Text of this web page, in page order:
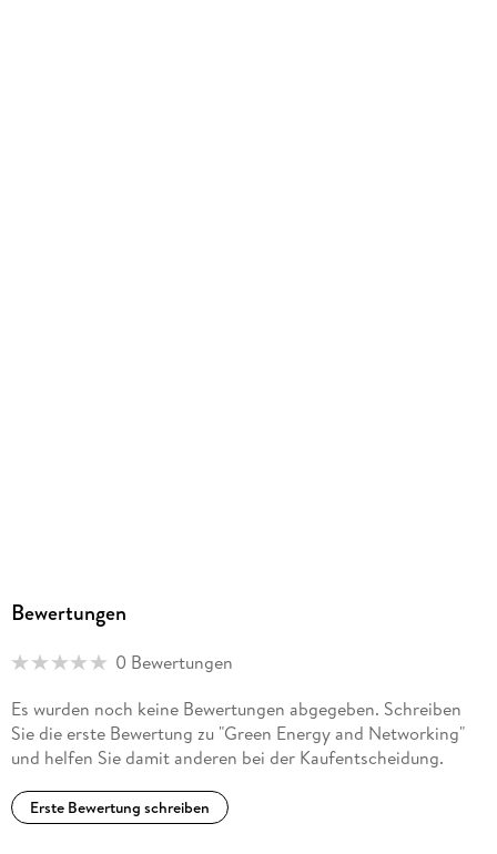
Bewertungen
0 Bewertungen
Es wurden noch keine Bewertungen abgegeben. Schreiben
Sie die erste Bewertung zu "Green Energy and Networking"
und helfen Sie damit anderen bei der Kaufentscheidung.
Erste Bewertung schreiben